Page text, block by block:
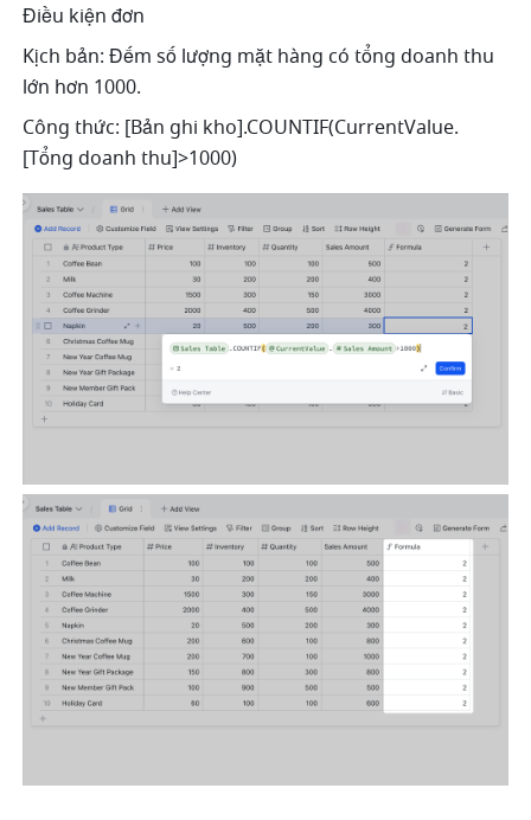
Điều kiện đơn
Kịch bản: Đếm số lượng mặt hàng có tổng doanh thu
lớn hơn 1000.
Công thức: [Bản ghi kho].COUNTIF(CurrentValue.
[Tổng doanh thu]>1000)